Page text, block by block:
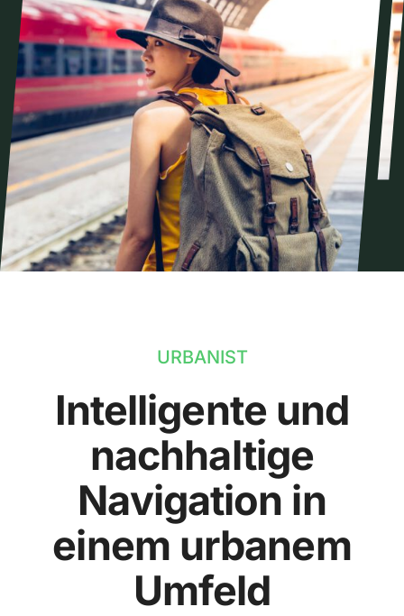
URBANIST
Intelligente und
nachhaltige
Navigation in
einem urbanem
Umfeld